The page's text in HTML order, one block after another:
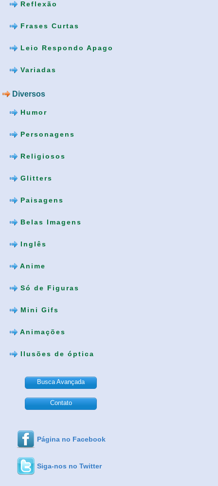
Reflexão
Frases Curtas
Leio Respondo Apago
Variadas
Diversos
Humor
Personagens
Religiosos
Glitters
Paisagens
Belas Imagens
Inglês
Anime
Só de Figuras
Mini Gifs
Animações
Ilusões de óptica
Busca Avançada
Contato
Página no Facebook
Siga-nos no Twitter